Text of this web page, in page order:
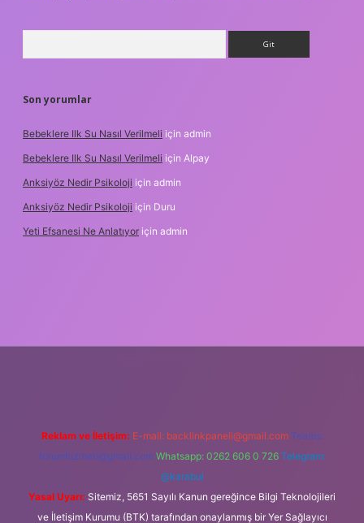
Son yorumlar
Bebeklere Ilk Su Nasıl Verilmeli için admin
Bebeklere Ilk Su Nasıl Verilmeli için Alpay
Anksiyöz Nedir Psikoloji için admin
Anksiyöz Nedir Psikoloji için Duru
Yeti Efsanesi Ne Anlatıyor için admin
Reklam ve İletişim: E-mail: backlinkpaneli@gmail.com Teams:
forumhizmeti@gmail.com Whatsapp: 0262 606 0 726 Telegram:
@karabul
Yasal Uyarı: Sitemiz, 5651 Sayılı Kanun gereğince Bilgi Teknolojileri
ve İletişim Kurumu (BTK) tarafından onaylanmış bir Yer Sağlayıcı